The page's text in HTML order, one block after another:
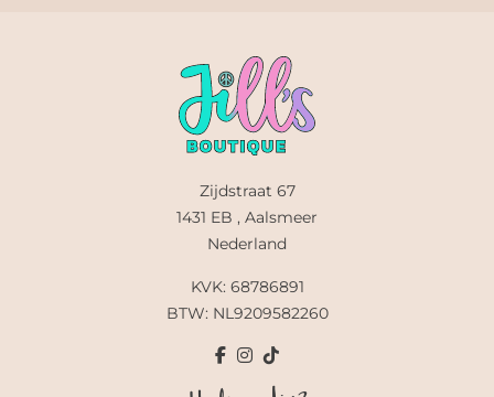
Zijdstraat 67
1431 EB , Aalsmeer
Nederland
KVK: 68786891
BTW: NL9209582260